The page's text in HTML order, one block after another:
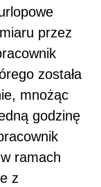
przez
została
mnożąc
godzinę
ramach
z